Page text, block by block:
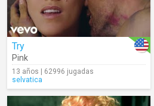
Try
Pink
13 años | 62996 jugadas
selvatica